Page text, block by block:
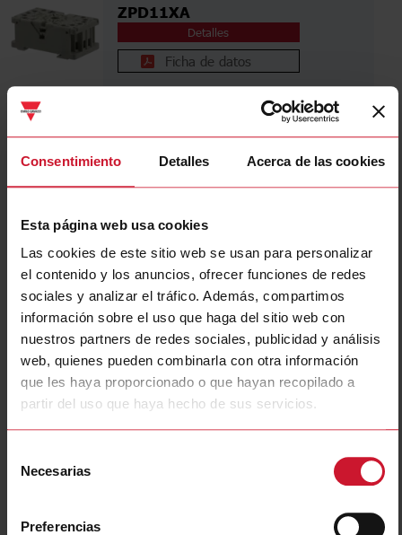
Consentimiento Detalles Acerca de las cookies
Esta página web usa cookies
Las cookies de este sitio web se usan para personalizar
el contenido y los anuncios, ofrecer funciones de redes
sociales y analizar el tráfico. Además, compartimos
información sobre el uso que haga del sitio web con
nuestros partners de redes sociales, publicidad y análisis
web, quienes pueden combinarla con otra información
que les haya proporcionado o que hayan recopilado a
partir del uso que haya hecho de sus servicios.
Necesarias
Preferencias
ZPD11XA
Detalles
Ficha de datos
ZPD12A
ZPYS2S
Detalles
Ficha de datos
ZPD8A
Detalles